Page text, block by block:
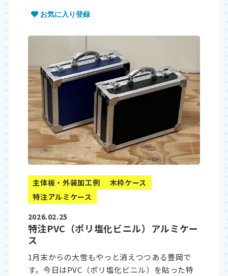
お気に入り登録
主体板・外装加工例
木枠ケース
特注アルミケース
2026.02.25
特注PVC（ポリ塩化ビニル）アルミケー
ス
1月末からの大雪もやっと消えつつある豊岡で
す。今日はPVC（ポリ塩化ビニル）を貼った特